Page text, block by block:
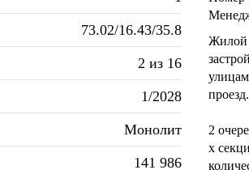
73.02/16.43/35.8
2 из 16
1/2028
Монолит
141 986
Жилой
проезд.
2
х